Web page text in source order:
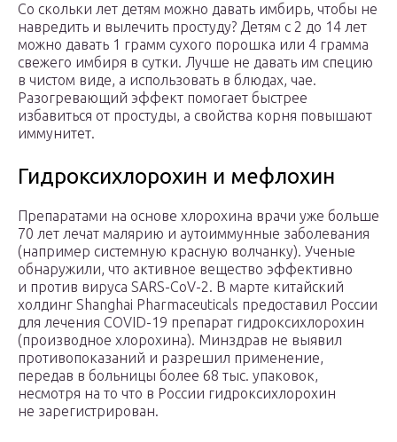
Со скольки лет детям можно давать имбирь, чтобы не
навредить и вылечить простуду? Детям с 2 до 14 лет
можно давать 1 грамм сухого порошка или 4 грамма
свежего имбиря в сутки. Лучше не давать им специю
в чистом виде, а использовать в блюдах, чае.
Разогревающий эффект помогает быстрее
избавиться от простуды, а свойства корня повышают
иммунитет.
Гидроксихлорохин и мефлохин
Препаратами на основе хлорохина врачи уже больше
70 лет лечат малярию и аутоиммунные заболевания
(например системную красную волчанку). Ученые
обнаружили, что активное вещество эффективно
и против вируса SARS-CoV-2. В марте китайский
холдинг Shanghai Pharmaceuticals предоставил России
для лечения COVID-19 препарат гидроксихлорохин
(производное хлорохина). Минздрав не выявил
противопоказаний и разрешил применение,
передав в больницы более 68 тыс. упаковок,
несмотря на то что в России гидроксихлорохин
не зарегистрирован.